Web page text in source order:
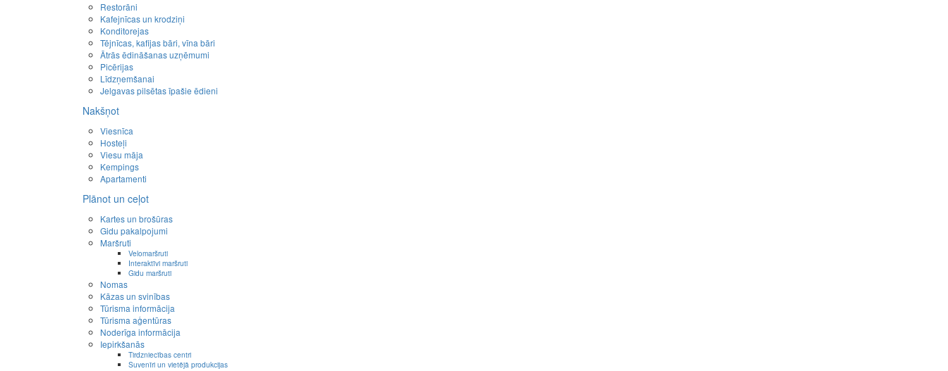
Restorāni
Kafejnīcas un krodziņi
Konditorejas
Tējnīcas, kafijas bāri, vīna bāri
Ātrās ēdināšanas uzņēmumi
Picērijas
Līdzņemšanai
Jelgavas pilsētas īpašie ēdieni
Nakšņot
Viesnīca
Hosteļi
Viesu māja
Kempings
Apartamenti
Plānot un ceļot
Kartes un brošūras
Gidu pakalpojumi
Maršruti
Velomaršruti
Interaktīvi maršruti
Gidu maršruti
Nomas
Kāzas un svinības
Tūrisma informācija
Tūrisma aģentūras
Noderīga informācija
Iepirkšanās
Tirdzniecības centri
Suvenīri un vietējā produkcijas